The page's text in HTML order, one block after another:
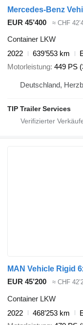
Mercedes-Benz
EUR 45’400
≈ CHF
Container LKW
2022
639’553 km
Motorleistung 449 PS
Deutschland,
TIP Trailer Services
EUR 45’200 ≈ CHF
Container LKW
2022
468’253 km